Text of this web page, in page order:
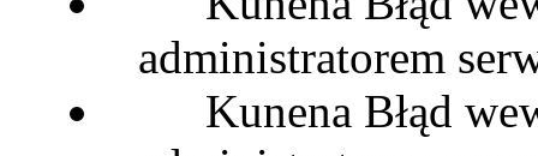
administratorem
Kunena Błąd